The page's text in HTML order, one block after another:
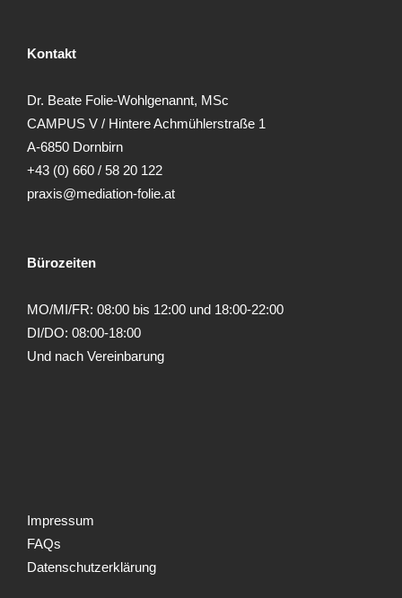
Kontakt
Dr. Beate Folie-Wohlgenannt, MSc
CAMPUS V / Hintere Achmühlerstraße 1
A-6850 Dornbirn
+43 (0) 660 / 58 20 122
praxis@mediation-folie.at
Bürozeiten
MO/MI/FR: 08:00 bis 12:00 und 18:00-22:00
DI/DO: 08:00-18:00
Und nach Vereinbarung
Impressum
FAQs
Datenschutzerklärung